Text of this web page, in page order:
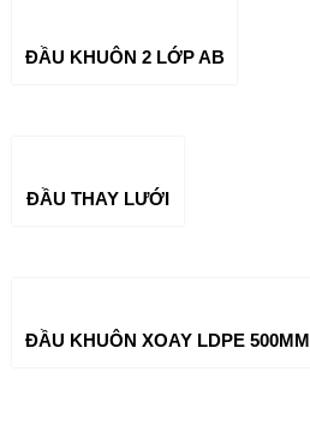
ĐẦU KHUÔN 2 LỚP AB
ĐẦU THAY LƯỚI
ĐẦU KHUÔN XOAY LDPE 500MM